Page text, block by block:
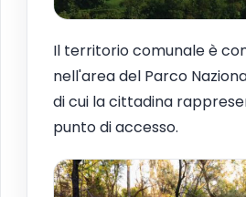
Il territorio comunale è
nell'area del Parco
di cui la cittadina
punto di accesso.